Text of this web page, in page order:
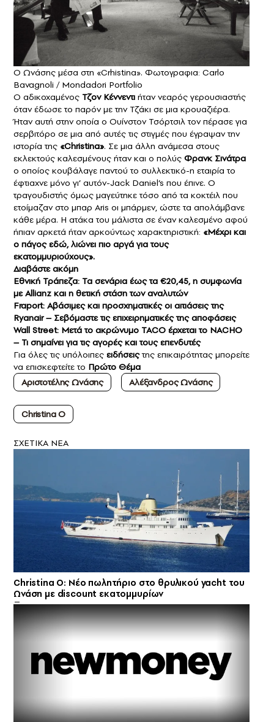
O Ωνάσης μέσα στη «Crhistina». Φωτογραφια: Carlo
Bavagnoli / Mondadori Portfolio
Ο αδικοχαμένος Τζον Κέννεντι ήταν νεαρός γερουσιαστής
όταν έδωσε το παρόν με την Τζάκι σε μια κρουαζιέρα.
Ήταν αυτή στην οποία ο Ουίνστον Τσόρτσιλ τον πέρασε για
σερβιτόρο σε μια από αυτές τις στιγμές που έγραψαν την
ιστορία της «Christina». Σε μια άλλη ανάμεσα στους
εκλεκτούς καλεσμένους ήταν και ο πολύς Φρανκ Σινάτρα
ο οποίος κουβάλαγε παντού το συλλεκτικό-η εταιρία το
έφτιαχνε μόνο γι’ αυτόν-Jack Daniel’s που έπινε. Ο
τραγουδιστής όμως μαγεύτηκε τόσο από τα κοκτέιλ που
ετοίμαζαν στο μπαρ Aris οι μπάρμεν, ώστε τα απολάμβανε
κάθε μέρα. Η ατάκα του μάλιστα σε έναν καλεσμένο αφού
ήπιαν αρκετά ήταν αρκούντως χαρακτηριστική: «Μέχρι και
ο πάγος εδώ, λιώνει πιο αργά για τους
εκατομμυριούχους».
Διαβάστε ακόμη
Εθνική Τράπεζα: Τα σενάρια έως τα €20,45, η συμφωνία
με Allianz και η θετική στάση των αναλυτών
Fraport: Αβάσιμες και προσχηματικές οι αιτιάσεις της
Ryanair – Σεβόμαστε τις επιχειρηματικές της αποφάσεις
Wall Street: Μετά το ακρώνυμο TACO έρχεται το NACHO
– Τι σημαίνει για τις αγορές και τους επενδυτές
Για όλες τις υπόλοιπες ειδήσειςτης επικαιρότητας μπορείτε
να επισκεφτείτε το Πρώτο Θέμα
Αριστοτέλης Ωνάσης
Αλέξανδρος Ωνάσης
Christina O
ΣXETIKA NEA
Christina O: Νέο πωλητήριο στο θρυλικού yacht του
Ωνάση με discount εκατομμυρίων